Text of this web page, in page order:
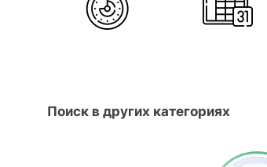
Поиск в других категориях